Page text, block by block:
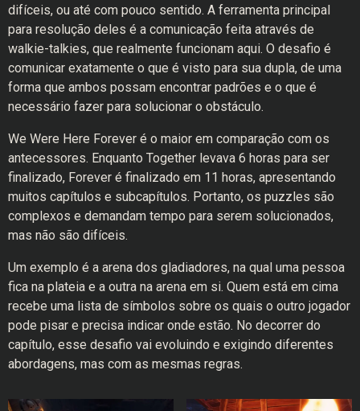
difíceis, ou até com pouco sentido. A ferramenta principal
para resolução deles é a comunicação feita através de
walkie-talkies, que realmente funcionam aqui. O desafio é
comunicar exatamente o que é visto para sua dupla, de uma
forma que ambos possam encontrar padrões e o que é
necessário fazer para solucionar o obstáculo.
We Were Here Forever é o maior em comparação com os
antecessores. Enquanto Together levava 6 horas para ser
finalizado, Forever é finalizado em 11 horas, apresentando
muitos capítulos e subcapítulos. Portanto, os puzzles são
complexos e demandam tempo para serem solucionados,
mas não são difíceis.
Um exemplo é a arena dos gladiadores, na qual uma pessoa
fica na plateia e a outra na arena em si. Quem está em cima
recebe uma lista de símbolos sobre os quais o outro jogador
pode pisar e precisa indicar onde estão. No decorrer do
capítulo, esse desafio vai evoluindo e exigindo diferentes
abordagens, mas com as mesmas regras.